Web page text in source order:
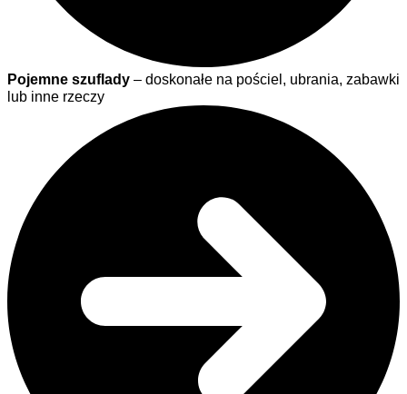
Pojemne szuflady – doskonałe na pościel, ubrania, zabawki
lub inne rzeczy